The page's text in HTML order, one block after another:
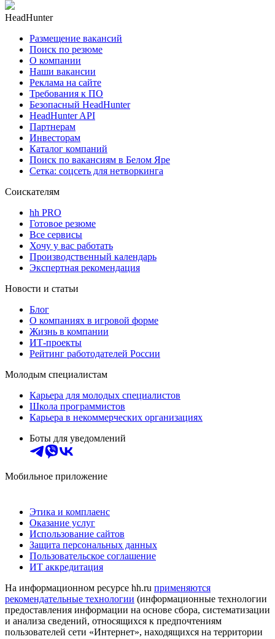
HeadHunter
Размещение вакансий
Поиск по резюме
О компании
Наши вакансии
Реклама на сайте
Требования к ПО
Безопасный HeadHunter
HeadHunter API
Партнерам
Инвесторам
Каталог компаний
Поиск по вакансиям в Белом Яре
Сетка: соцсеть для нетворкинга
Соискателям
hh PRO
Готовое резюме
Все сервисы
Хочу у вас работать
Производственный календарь
Экспертная рекомендация
Новости и статьи
Блог
О компаниях в игровой форме
Жизнь в компании
ИТ-проекты
Рейтинг работодателей России
Молодым специалистам
Карьера для молодых специалистов
Школа программистов
Карьера в некоммерческих организациях
Боты для уведомлений
Мобильное приложение
Этика и комплаенс
Оказание услуг
Использование сайтов
Защита персональных данных
Пользовательское соглашение
ИТ аккредитация
На информационном ресурсе hh.ru применяются
рекомендательные технологии (информационные технологии
предоставления информации на основе сбора, систематизации
и анализа сведений, относящихся к предпочтениям
пользователей сети «Интернет», находящихся на территории